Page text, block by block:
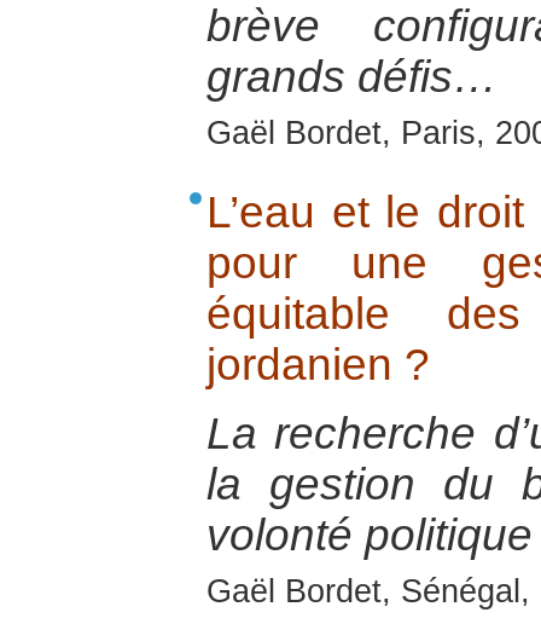
brève
grands défis…
Gaël Bordet, Paris,
L’eau et le
pour une
équitable
jordanien ?
La recherche
la gestion du
volonté
Gaël Bordet,